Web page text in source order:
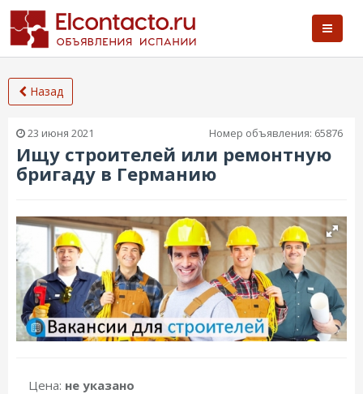
Назад
23 июня 2021 Номер объявления: 65876
Ищу строителей или ремонтную
бригаду в Германию
Цена: не указано